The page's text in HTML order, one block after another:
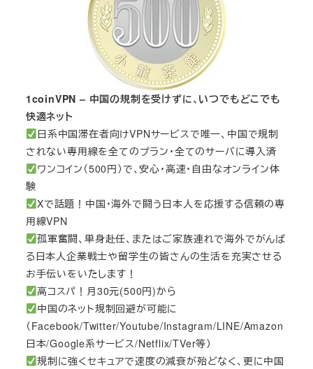
1coinVPN – 中国の規制を受けずに、いつでもどこでも
快適ネット
日系中国滞在者向けVPNサービスで唯一、中国で規制
されない専用線を全てのプラン・全てのサーバに導入済
ワンコイン（500円）で、安心・高速・自由なオンライン体
験
Xで話題！中国・海外で闘う日本人を応援する信頼の専
用線VPN
孤軍奮闘、単身赴任、またはご家族連れで海外でがんば
る日本人企業戦士や留学生の皆さんの生活を充実させる
お手伝いをいたします！
高コスパ！月30元(500円)から
中国のネット規制回避が可能に
（Facebook/Twitter/Youtube/Instagram/LINE/Amazon
日本/Google系サービス/Netflix/TVer等）
規制に強くセキュアで速度の減衰が殆どなく、更に中国